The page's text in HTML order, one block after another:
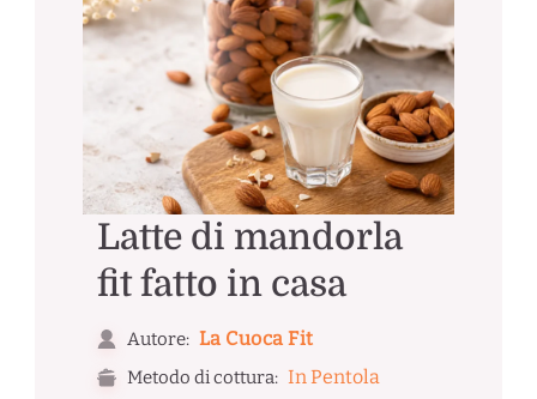
Latte di mandorla
fit fatto in casa
Autore: La Cuoca Fit
Metodo di cottura: In Pentola